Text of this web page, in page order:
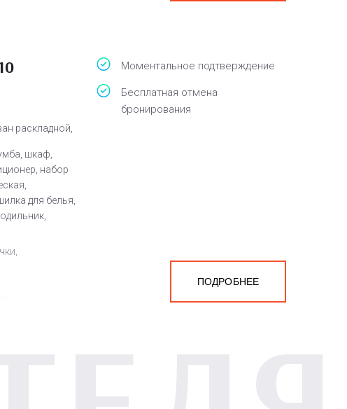
раскладной,
шкаф,
набор
для белья,
Моментальное подтверждение
Бесплатная отмена
бронирования
ПОДРОБНЕЕ